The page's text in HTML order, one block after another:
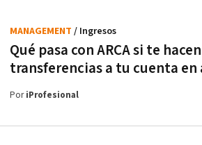
Qué pasa con ARCA si te
transferencias a tu cuenta en
MANAGEMENT / Ingresos
PoriProfesional